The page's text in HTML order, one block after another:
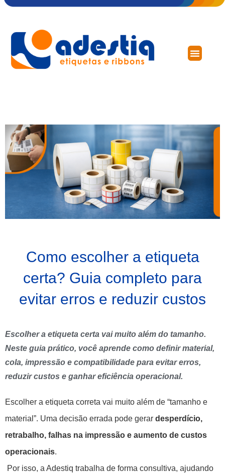
Como escolher a etiqueta
certa? Guia completo para
evitar erros e reduzir custos
Escolher a etiqueta certa vai muito além do tamanho.
Neste guia prático, você aprende como definir material,
cola, impressão e compatibilidade para evitar erros,
reduzir custos e ganhar eficiência operacional.
Escolher a etiqueta correta vai muito além de “tamanho e
material”. Uma decisão errada pode gerar desperdício,
retrabalho, falhas na impressão e aumento de custos
operacionais.
Por isso, a Adestiq trabalha de forma consultiva, ajudando